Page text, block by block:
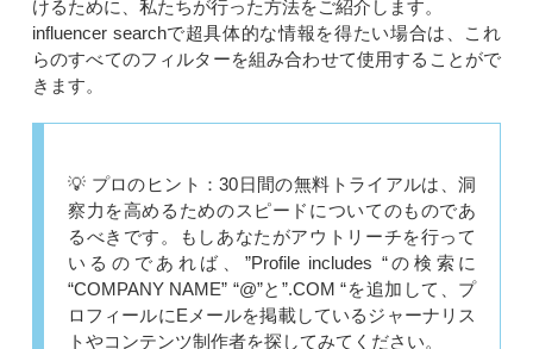
けるために、私たちが行った方法をご紹介します。
influencer searchで超具体的な情報を得たい場合は、これ
らのすべてのフィルターを組み合わせて使用することがで
きます。
💡 プロのヒント：30日間の無料トライアルは、洞
察力を高めるためのスピードについてのものであ
るべきです。もしあなたがアウトリーチを行って
いるのであれば、”Profile includes “の検索に
“COMPANY NAME” “@”と”.COM “を追加して、プ
ロフィールにEメールを掲載しているジャーナリス
トやコンテンツ制作者を探してみてください。